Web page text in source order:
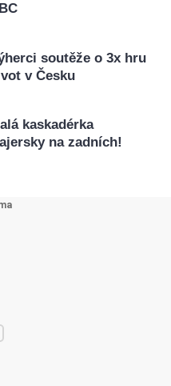
soutěže o 3x hru
v Česku
kaskadérka
na zadních!